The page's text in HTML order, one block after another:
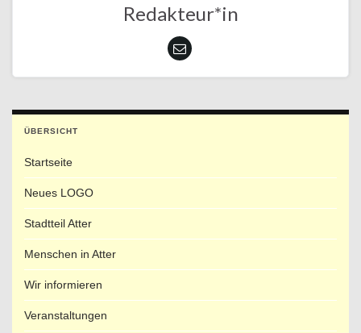
Redakteur*in
ÜBERSICHT
Startseite
Neues LOGO
Stadtteil Atter
Menschen in Atter
Wir informieren
Veranstaltungen